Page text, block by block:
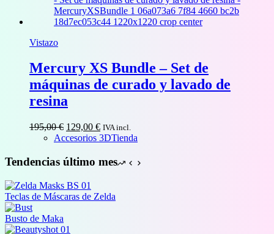
Vistazo
Mercury XS Bundle – Set de
máquinas de curado y lavado de
resina
195,00€ El
precio
era:
129,00 €El
precio
es:
IVA incl.
Accesorios 3DTienda
Tendencias último mes
Teclas de Máscaras de Zelda
Busto de Maka